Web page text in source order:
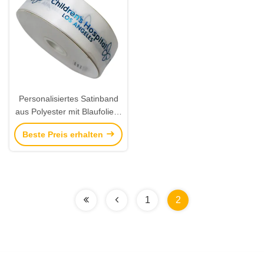
Personalisiertes Satinband
aus Polyester mit Blaufolien-
Logo
Beste Preis erhalten
1 2